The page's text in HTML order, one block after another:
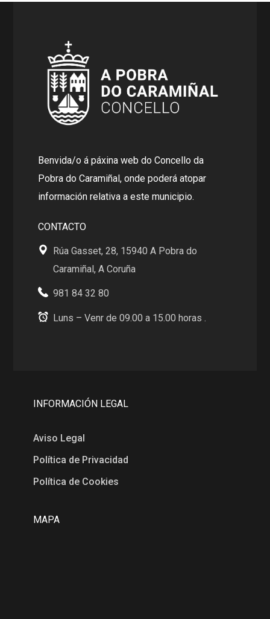
Benvida/o á páxina web do Concello da
Pobra do Caramiñal, onde poderá atopar
información relativa a este municipio.
CONTACTO
Rúa Gasset, 28, 15940 A Pobra do
Caramiñal, A Coruña
981 84 32 80
Luns – Venr de 09.00 a 15.00 horas .
INFORMACIÓN LEGAL
Aviso Legal
Política de Privacidad
Política de Cookies
MAPA